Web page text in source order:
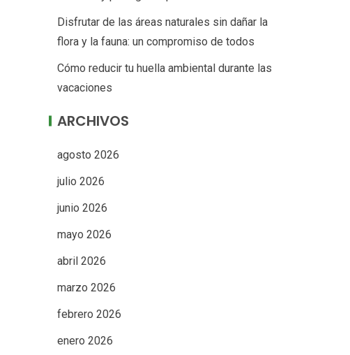
Disfrutar de las áreas naturales sin dañar la
flora y la fauna: un compromiso de todos
Cómo reducir tu huella ambiental durante las
vacaciones
ARCHIVOS
agosto 2026
julio 2026
junio 2026
mayo 2026
abril 2026
marzo 2026
febrero 2026
enero 2026